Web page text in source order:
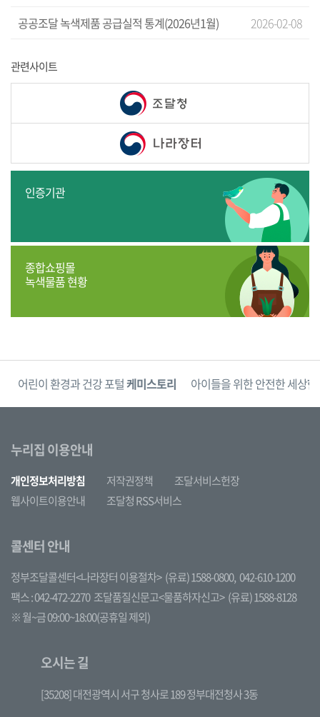
공공조달 녹색제품 공급실적 통계(2026년1월)
2026-02-08
관련사이트
인증기관
종합쇼핑몰
녹색물품 현황
어린이 환경과 건강 포털케미스토리 아이들을 위한 안전한 세상
누리집 이용안내
개인정보처리방침 저작권정책
조달서비스헌장
웹사이트이용안내
조달청 RSS서비스
콜센터 안내
정부조달콜센터<나라장터 이용절차> (유료) 1588-0800, 042-610-1200
팩스 : 042-472-2270 조달품질신문고<물품하자신고> (유료) 1588-8128
※ 월~금 09:00~18:00(공휴일 제외)
오시는 길
[35208] 대전광역시 서구 청사로 189 정부대전청사 3동